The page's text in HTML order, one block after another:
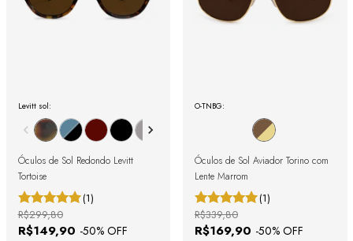
Levitt sol:
Óculos de Sol Redondo Levitt
Tortoise
(1)
R$149,90 -50% OFF
R$299,80
O-TNBG:
Óculos de Sol Aviador Torino com
Lente Marrom
(1)
R$169,90 -50% OFF
R$339,80